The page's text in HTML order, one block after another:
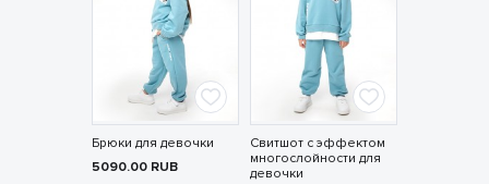
Брюки для девочки
5090.00 RUB
Свитшот с эффектом
многослойности для
девочки